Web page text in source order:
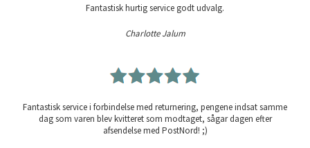
Fantastisk hurtig service godt udvalg.
Charlotte Jalum
Fantastisk service i forbindelse med returnering, pengene indsat samme
dag som varen blev kvitteret som modtaget, sågar dagen efter
afsendelse med PostNord! ;)